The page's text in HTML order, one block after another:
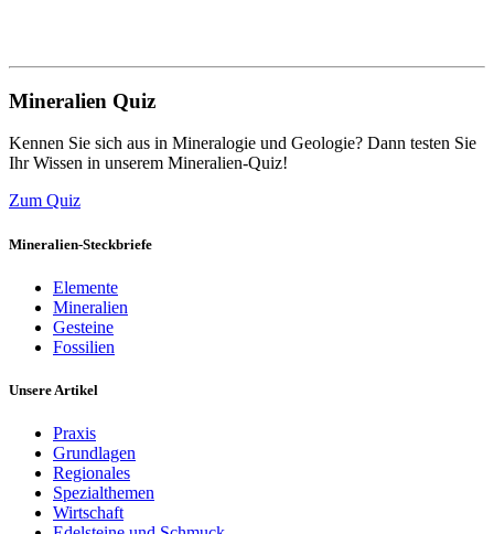
Mineralien Quiz
Kennen Sie sich aus in Mineralogie und Geologie? Dann testen Sie
Ihr Wissen in unserem Mineralien-Quiz!
Zum Quiz
Mineralien-Steckbriefe
Elemente
Mineralien
Gesteine
Fossilien
Unsere Artikel
Praxis
Grundlagen
Regionales
Spezialthemen
Wirtschaft